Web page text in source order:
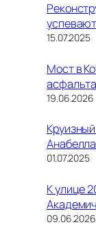
15.07.2025
Мост в
асфальта
19.06.2026
01.07.2025
К улице
09.06.2026